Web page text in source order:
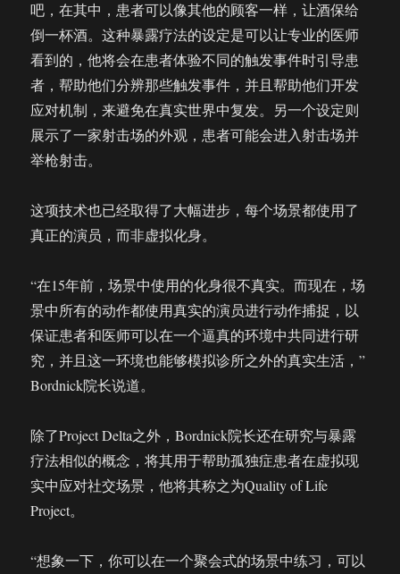
吧，在其中，患者可以像其他的顾客一样，让酒保给
倒一杯酒。这种暴露疗法的设定是可以让专业的医师
看到的，他将会在患者体验不同的触发事件时引导患
者，帮助他们分辨那些触发事件，并且帮助他们开发
应对机制，来避免在真实世界中复发。另一个设定则
展示了一家射击场的外观，患者可能会进入射击场并
举枪射击。
这项技术也已经取得了大幅进步，每个场景都使用了
真正的演员，而非虚拟化身。
“在15年前，场景中使用的化身很不真实。而现在，场
景中所有的动作都使用真实的演员进行动作捕捉，以
保证患者和医师可以在一个逼真的环境中共同进行研
究，并且这一环境也能够模拟诊所之外的真实生活，”
Bordnick院长说道。
除了Project Delta之外，Bordnick院长还在研究与暴露
疗法相似的概念，将其用于帮助孤独症患者在虚拟现
实中应对社交场景，他将其称之为Quality of Life
Project。
“想象一下，你可以在一个聚会式的场景中练习，可以